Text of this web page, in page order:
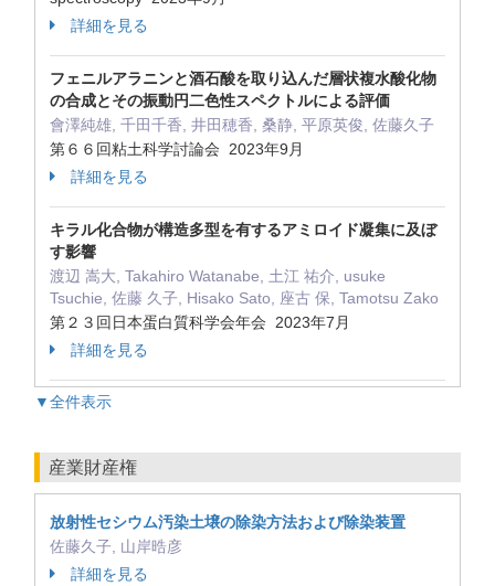
詳細を見る
フェニルアラニンと酒石酸を取り込んだ層状複水酸化物
の合成とその振動円二色性スペクトルによる評価
會澤純雄, 千田千香, 井田穂香, 桑静, 平原英俊, 佐藤久子
第６６回粘土科学討論会 2023年9月
詳細を見る
キラル化合物が構造多型を有するアミロイド凝集に及ぼ
す影響
渡辺 嵩大, Takahiro Watanabe, 土江 祐介, usuke
Tsuchie, 佐藤 久子, Hisako Sato, 座古 保, Tamotsu Zako
第２３回日本蛋白質科学会年会 2023年7月
詳細を見る
▼全件表示
産業財産権
放射性セシウム汚染土壌の除染方法および除染装置
佐藤久子, 山岸晧彦
詳細を見る